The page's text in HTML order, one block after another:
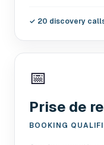
✓ 20 discovery
📅
Prise de
BOOKING